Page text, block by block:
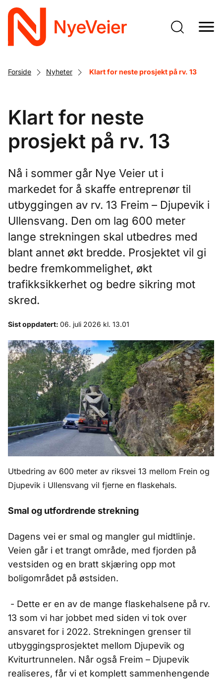
Gå
Forside Nyheter Klart for neste prosjekt på rv. 13
Klart for neste
prosjekt på rv. 13
Nå i sommer går Nye Veier ut i
markedet for å skaffe entreprenør til
utbyggingen av rv. 13 Freim – Djupevik i
Ullensvang. Den om lag 600 meter
lange strekningen skal utbedres med
blant annet økt bredde. Prosjektet vil gi
bedre fremkommelighet, økt
trafikksikkerhet og bedre sikring mot
skred.
Sist oppdatert: 06. juli 2026 kl. 13.01
Utbedring av 600 meter av riksvei 13 mellom Frein og
Djupevik i Ullensvang vil fjerne en flaskehals.
Smal og utfordrende strekning
Dagens vei er smal og mangler gul midtlinje.
Veien går i et trangt område, med fjorden på
vestsiden og en bratt skjæring opp mot
boligområdet på østsiden.
- Dette er en av de mange flaskehalsene på rv.
13 som vi har jobbet med siden vi tok over
ansvaret for i 2022. Strekningen grenser til
utbyggingsprosjektet mellom Djupevik og
Kviturtrunnelen. Når også Freim – Djupevik
realiseres, får vi et komplett sammenhengende